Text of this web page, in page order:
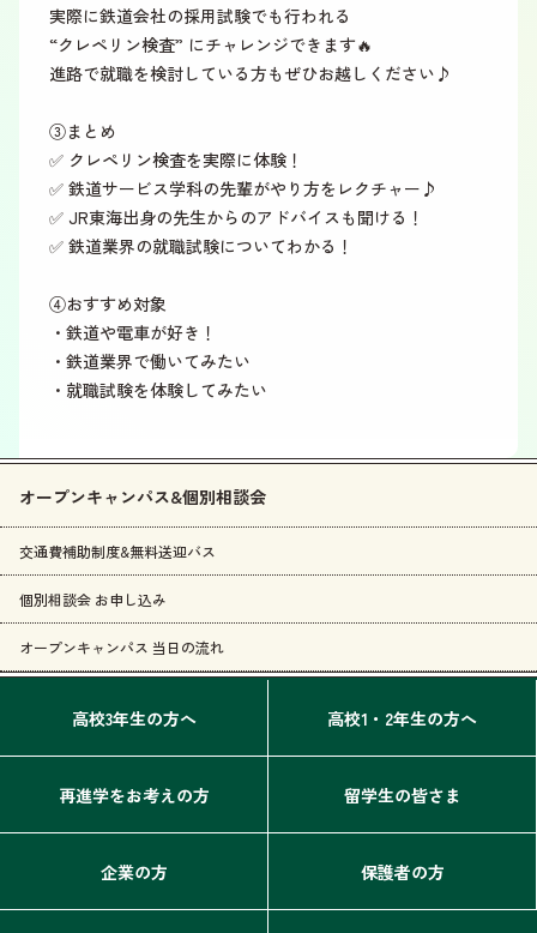
実際に鉄道会社の採用試験でも行われる
“クレペリン検査” にチャレンジできます🔥
進路で就職を検討している方もぜひお越しください♪
③まとめ
✅ クレペリン検査を実際に体験！
✅ 鉄道サービス学科の先輩がやり方をレクチャー♪
✅ JR東海出身の先生からのアドバイスも聞ける！
✅ 鉄道業界の就職試験についてわかる！
④おすすめ対象
・鉄道や電車が好き！
・鉄道業界で働いてみたい
・就職試験を体験してみたい
オープンキャンパス&個別相談会
交通費補助制度&無料送迎バス
個別相談会 お申し込み
オープンキャンパス 当日の流れ
高校3年生の方へ 高校1・2年生の方へ
再進学をお考えの方 留学生の皆さま
企業の方 保護者の方